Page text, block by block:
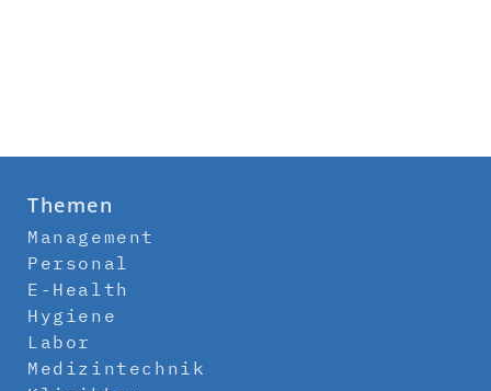
Themen
Management
Personal
E-Health
Hygiene
Labor
Medizintechnik